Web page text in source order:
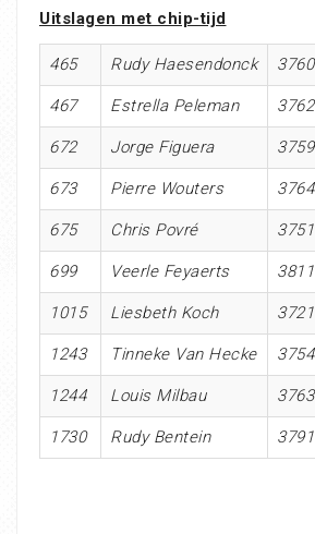
Uitslagen met chip-tijd
465 Rudy Haesendonck 3760
467 Estrella Peleman 3762
672 Jorge Figuera 3759
673 Pierre Wouters 3764
675 Chris Povré 3751
699 Veerle Feyaerts 3811
1015 Liesbeth Koch 3721
1243 Tinneke Van Hecke 3754
1244 Louis Milbau 3763
1730 Rudy Bentein 3791